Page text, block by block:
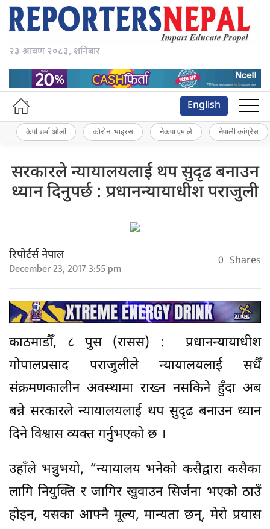
२३ श्रावण २०८३, शनिबार
English
केपी शर्मा ओली कोरोना भाइरस नेकपा एमाले नेपाली कांग्रेस
सरकारले न्यायालयलाई थप सुदृढ बनाउन
ध्यान दिनुपर्छ : प्रधानन्यायाधीश पराजुली
रिपोर्टर्स नेपाल
December 23, 2017 3:55 pm 0 Shares
काठमाडौँ, ८ पुस (रासस) : प्रधानन्यायाधीश
गोपालप्रसाद पराजुलीले न्यायालयलाई सधैँ
संक्रमणकालीन अवस्थामा राख्न नसकिने हुँदा अब
बन्ने सरकारले न्यायालयलाई थप सुदृढ बनाउन ध्यान
दिने विश्वास व्यक्त गर्नुभएको छ ।
उहाँले भन्नुभयो, “न्यायालय भनेको कसैद्वारा कसैका
लागि नियुक्ति र जागिर खुवाउन सिर्जना भएको ठाउँ
होइन, यसका आफ्नै मूल्य, मान्यता छन्, मेरो प्रयास